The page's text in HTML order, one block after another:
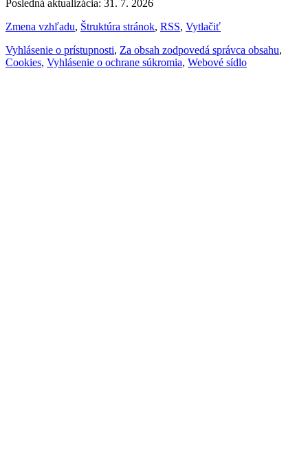
Posledná aktualizácia: 31. 7. 2026
Zmena vzhľadu, Štruktúra stránok, RSS, Vytlačiť
Vyhlásenie o prístupnosti, Za obsah zodpovedá správca obsahu,
Cookies, Vyhlásenie o ochrane súkromia, Webové sídlo